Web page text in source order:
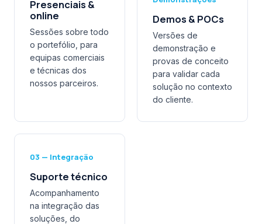
Presenciais &
online
Sessões sobre todo
o portefólio, para
equipas comerciais
e técnicas dos
nossos parceiros.
Demos & POCs
Versões de
demonstração e
provas de conceito
para validar cada
solução no contexto
do cliente.
03 — Integração
Suporte técnico
Acompanhamento
na integração das
soluções, do